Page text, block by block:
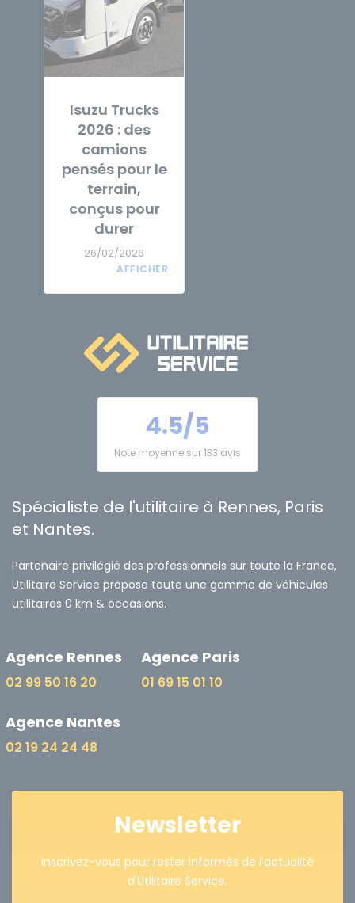
Isuzu Trucks
2026 : des
camions
pensés pour le
terrain,
conçus pour
durer
26/02/2026
4.5/5
Note moyenne sur 133 avis
Spécialiste de l'utilitaire à Rennes, Paris
et Nantes.
Partenaire privilégié des professionnels sur toute la France,
Utilitaire Service propose toute une gamme de véhicules
utilitaires 0 km & occasions.
Agence Rennes
02 99 50 16 20
Agence Paris
01 69 15 01 10
Agence Nantes
02 19 24 24 48
Newsletter
Inscrivez-vous pour rester informés de l’actualité
d'Utilitaire Service.